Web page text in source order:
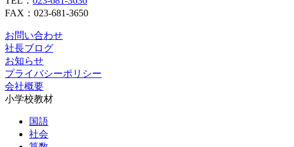
FAX：023-681-3650
お問い合わせ
社長ブログ
お知らせ
プライバシーポリシー
会社概要
小学校教材
国語
社会